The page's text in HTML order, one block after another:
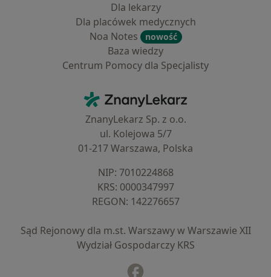
Dla lekarzy
Dla placówek medycznych
Noa Notes
nowość
Baza wiedzy
Centrum Pomocy dla Specjalisty
ZnanyLekarz - Strona główna
ZnanyLekarz Sp. z o.o.
ul. Kolejowa 5/7
01-217 Warszawa, Polska
NIP: ⁠7010224868
KRS: ⁠0000347997
REGON: ⁠142276657
Sąd Rejonowy dla m.st. Warszawy w Warszawie XII
Wydział Gospodarczy KRS